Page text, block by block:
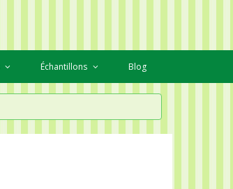
Échantillons Blog